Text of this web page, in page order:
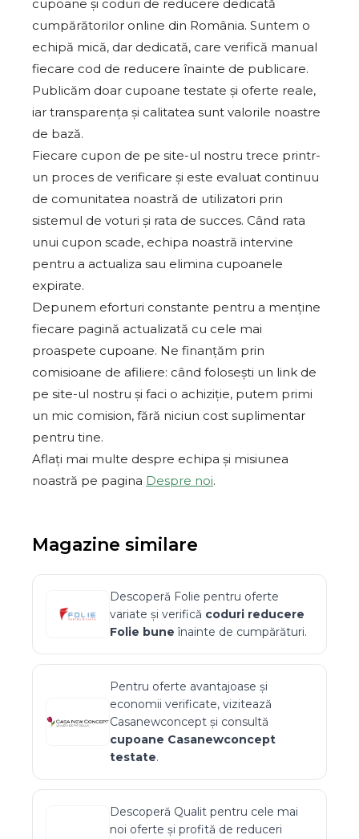
cupoane și coduri de reducere dedicată
cumpărătorilor online din România. Suntem o
echipă mică, dar dedicată, care verifică manual
fiecare cod de reducere înainte de publicare.
Publicăm doar cupoane testate și oferte reale,
iar transparența și calitatea sunt valorile noastre
de bază.
Fiecare cupon de pe site-ul nostru trece printr-
un proces de verificare și este evaluat continuu
de comunitatea noastră de utilizatori prin
sistemul de voturi și rata de succes. Când rata
unui cupon scade, echipa noastră intervine
pentru a actualiza sau elimina cupoanele
expirate.
Depunem eforturi constante pentru a menține
fiecare pagină actualizată cu cele mai
proaspete cupoane. Ne finanțăm prin
comisioane de afiliere: când folosești un link de
pe site-ul nostru și faci o achiziție, putem primi
un mic comision, fără niciun cost suplimentar
pentru tine.
Aflați mai multe despre echipa și misiunea
noastră pe pagina Despre noi.
Magazine similare
Descoperă Folie pentru oferte
variate și verifică coduri reducere
Folie bune înainte de cumpărături.
Pentru oferte avantajoase și
economii verificate, vizitează
Casanewconcept și consultă
cupoane Casanewconcept
testate.
Descoperă Qualit pentru cele mai
noi oferte și profită de reduceri